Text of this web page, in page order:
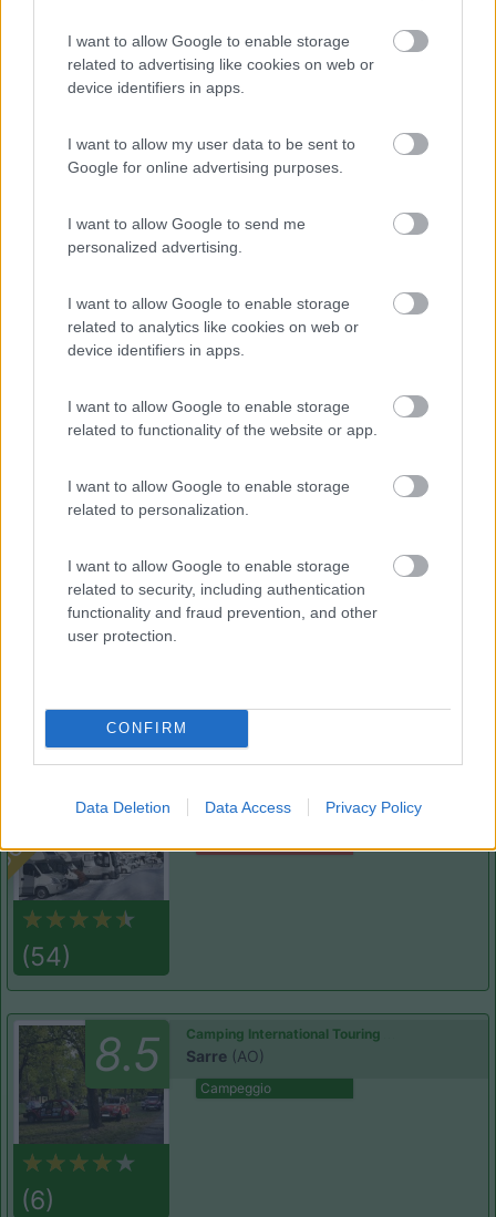
I want to allow Google to enable storage
related to advertising like cookies on web or
device identifiers in apps.
I want to allow my user data to be sent to
Google for online advertising purposes.
I want to allow Google to send me
personalized advertising.
I want to allow Google to enable storage
related to analytics like cookies on web or
device identifiers in apps.
I want to allow Google to enable storage
related to functionality of the website or app.
I want to allow Google to enable storage
related to personalization.
I want to allow Google to enable storage
related to security, including authentication
functionality and fraud prevention, and other
user protection.
CONFIRM
Data Deletion Data Access Privacy Policy
Informazioni al 2017 obsolete.Tutti i servizi
elencati sono ora (probabilmente) riservati ai
clienti del campeggio comunale.Gli stalli nell'area
sab). Scarico possibile. Area trascurata e
discretamente sporca, in riva alla Mosella.
Accessibilità Gestione Posizione
Pulizia
Servizi
monalisa 06/11/2014 10:53
nomade51
Pianeggiante, ombreggiata, tranquilla.
Caratteristiche
Segnalati nei dintorni
Card 9
(54)
Gressoney La Trinité(AO)
Area di sosta
8.5
(6)
Camping International Touring
Sarre (AO)
Campeggio